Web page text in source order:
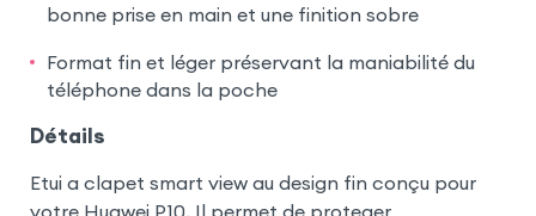
bonne prise en main et une finition sobre
Format fin et léger préservant la maniabilité du
téléphone dans la poche
Détails
Etui a clapet smart view au design fin conçu pour